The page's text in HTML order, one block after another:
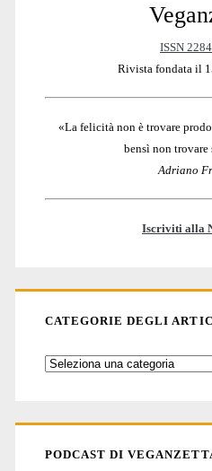
ISSN
Rivista fondata il
«La felicità non è trovare
bensì non trovare
Adriano
Iscriviti alla
CATEGORIE DEGLI
Categorie
PODCAST DI